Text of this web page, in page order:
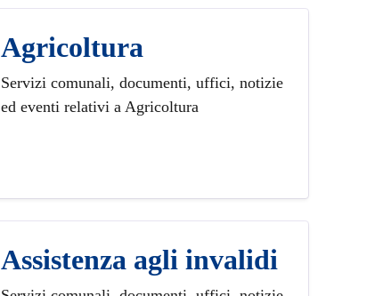
Agricoltura
Servizi comunali, documenti, uffici, notizie
ed eventi relativi a Agricoltura
Assistenza agli invalidi